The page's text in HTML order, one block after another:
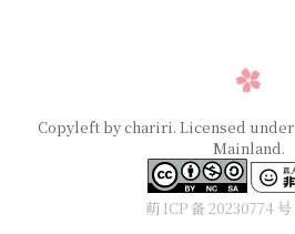
Copyleft by chariri. Licensed under
Mainland.
萌 ICP 备 20230774 号